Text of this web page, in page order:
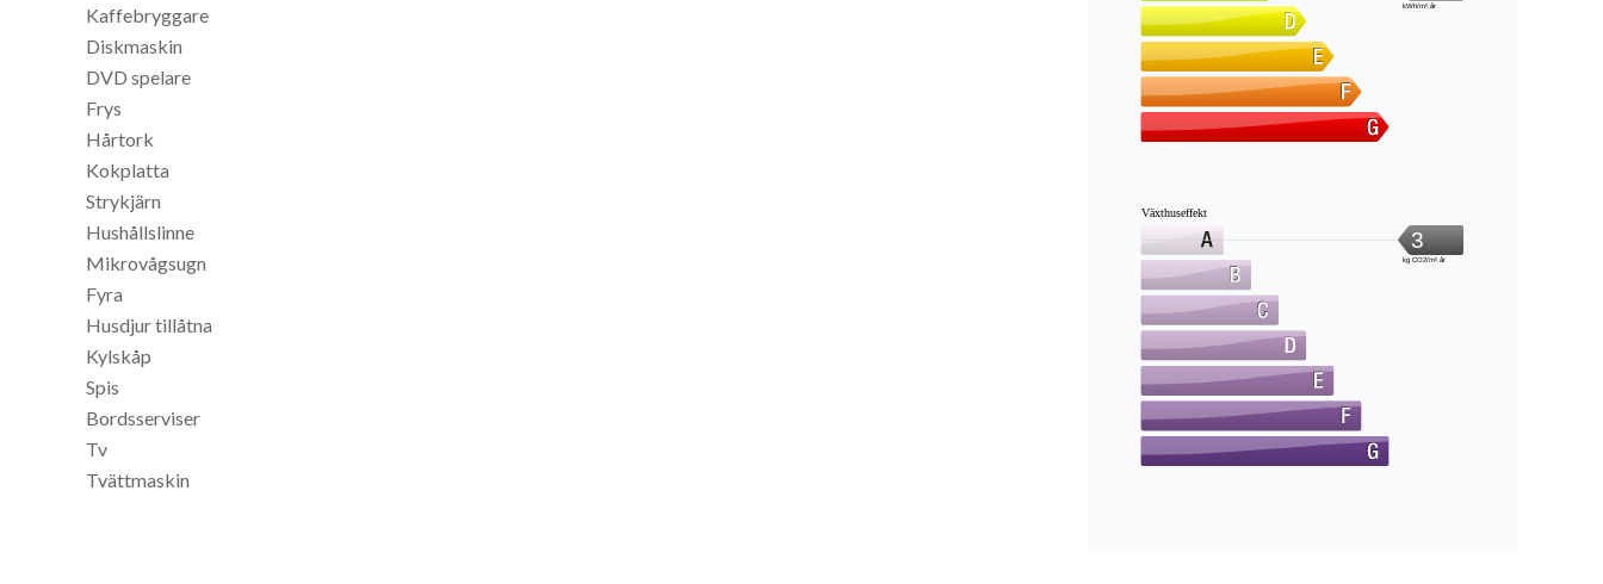
Kaffebryggare
Diskmaskin
DVD spelare
Frys
Hårtork
Kokplatta
Strykjärn
Hushållslinne
Mikrovågsugn
Fyra
Husdjur tillåtna
Kylskåp
Spis
Bordsserviser
Tv
Tvättmaskin
kWh/m².år
Växthuseffekt
3
kg CO2/m².år